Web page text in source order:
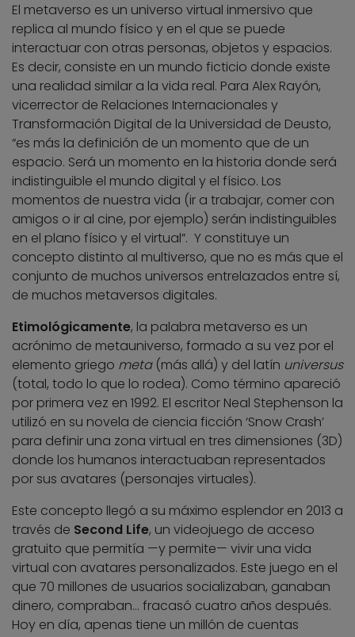
El metaverso es un universo virtual inmersivo que
replica al mundo físico y en el que se puede
interactuar con otras personas, objetos y espacios.
Es decir, consiste en un mundo ficticio donde existe
una realidad similar a la vida real. Para Alex Rayón,
vicerrector de Relaciones Internacionales y
Transformación Digital de la Universidad de Deusto,
“es más la definición de un momento que de un
espacio. Será un momento en la historia donde será
indistinguible el mundo digital y el físico. Los
momentos de nuestra vida (ir a trabajar, comer con
amigos o ir al cine, por ejemplo) serán indistinguibles
en el plano físico y el virtual”. Y constituye un
concepto distinto al multiverso, que no es más que el
conjunto de muchos universos entrelazados entre sí,
de muchos metaversos digitales.
Etimológicamente, la palabra metaverso es un
acrónimo de metauniverso, formado a su vez por el
elemento griego meta(más allá) y del latín universus
(total, todo lo que lo rodea). Como término apareció
por primera vez en 1992. El escritor Neal Stephenson la
utilizó en su novela de ciencia ficción ‘Snow Crash’
para definir una zona virtual en tres dimensiones (3D)
donde los humanos interactuaban representados
por sus avatares (personajes virtuales).
Este concepto llegó a su máximo esplendor en 2013 a
través de Second Life, un videojuego de acceso
gratuito que permitía —y permite— vivir una vida
virtual con avatares personalizados. Este juego en el
que 70 millones de usuarios socializaban, ganaban
dinero, compraban… fracasó cuatro años después.
Hoy en día, apenas tiene un millón de cuentas